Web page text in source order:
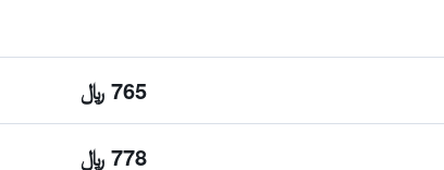
765 ﷼
778 ﷼